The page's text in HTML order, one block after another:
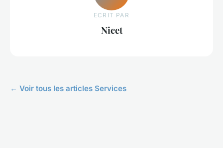
ECRIT PAR
Nicet
← Voir tous les articles Services